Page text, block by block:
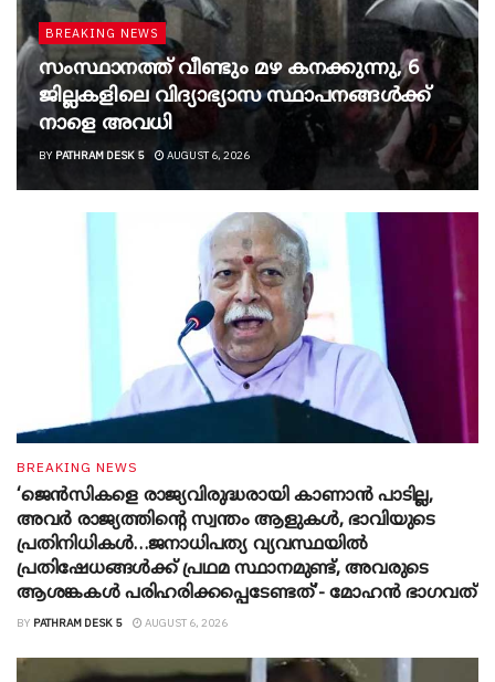
BREAKING NEWS
സംസ്ഥാനത്ത് വീണ്ടും മഴ കനക്കുന്നു, 6
ജില്ലകളിലെ വിദ്യാഭ്യാസ സ്ഥാപനങ്ങൾക്ക്
നാളെ അവധി
BY PATHRAM DESK 5 AUGUST 6, 2026
BREAKING NEWS
‘ജെൻസികളെ രാജ്യവിരുദ്ധരായി കാണാൻ പാടില്ല,
അവർ രാജ്യത്തിന്റെ സ്വന്തം ആളുകൾ, ഭാവിയുടെ
പ്രതിനിധികൾ…ജനാധിപത്യ വ്യവസ്ഥയിൽ
പ്രതിഷേധങ്ങൾക്ക് പ്രഥമ സ്ഥാനമുണ്ട്, അവരുടെ
ആശങ്കകൾ പരിഹരിക്കപ്പെടേണ്ടത്’- മോഹൻ ഭാ​ഗവത്
BY PATHRAM DESK 5 AUGUST 6, 2026